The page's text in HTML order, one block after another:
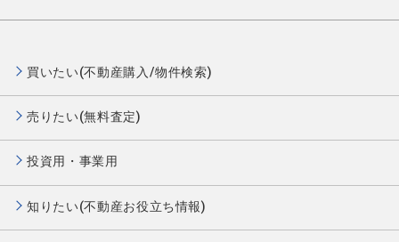
買いたい(不動産購入/物件検索)
売りたい(無料査定)
投資用・事業用
知りたい(不動産お役立ち情報)